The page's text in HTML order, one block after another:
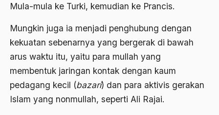
Mula-mula ke Turki, kemudian ke Prancis.
Mungkin juga ia menjadi penghubung dengan
kekuatan sebenarnya yang bergerak di bawah
arus waktu itu, yaitu para mullah yang
membentuk jaringan kontak dengan kaum
pedagang kecil (bazari) dan para aktivis gerakan
Islam yang nonmullah, seperti Ali Rajai.
1991
1990
1989
1987
1986
Adat Ngada
Adat Siri
Adi Sasono
Adil dan Makmur